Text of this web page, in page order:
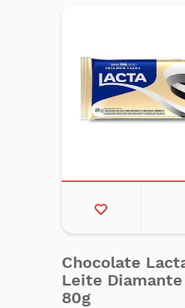
Chocolate
Leite
80g